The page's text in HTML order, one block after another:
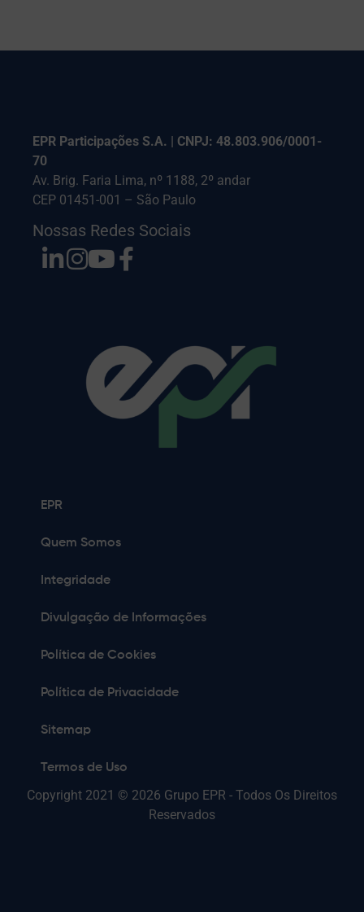
EPR Participações S.A. | CNPJ: 48.803.906/0001-
70
Av. Brig. Faria Lima, nº 1188, 2º andar
CEP 01451-001 – São Paulo
Nossas Redes Sociais
EPR
Quem Somos
Integridade
Divulgação de Informações
Copyright 2021 © 2026 Grupo EPR - Todos Os Direitos
Reservados
Política de Cookies
Política de Privacidade
Sitemap
Termos de Uso